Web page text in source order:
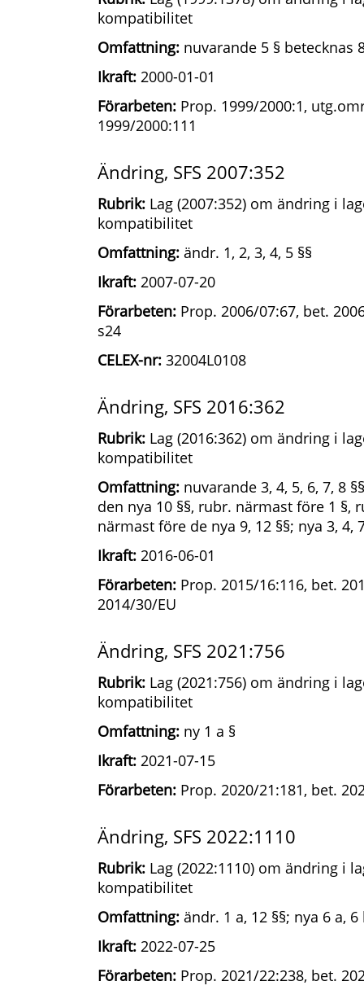
kompatibilitet
Omfattning: nuvarande 5 § betecknas
Ikraft: 2000-01-01
Förarbeten: Prop. 1999/2000:1,
1999/2000:111
Ändring, SFS 2007:352
Rubrik: Lag (2007:352) om ändring i
kompatibilitet
Omfattning: ändr. 1, 2, 3, 4, 5 §§
Ikraft: 2007-07-20
Förarbeten: Prop. 2006/07:67, bet.
s24
CELEX-nr: 32004L0108
Ändring, SFS 2016:362
Rubrik: Lag (2016:362) om ändring i
kompatibilitet
Omfattning: nuvarande 3, 4, 5, 6, 7, 8
den nya 10 §§, rubr. närmast före 1 §,
närmast före de nya 9, 12 §§; nya 3, 4,
Ikraft: 2016-06-01
Förarbeten: Prop. 2015/16:116, bet.
2014/30/EU
Ändring, SFS 2021:756
Rubrik: Lag (2021:756) om ändring i
kompatibilitet
Omfattning: ny 1 a §
Ikraft: 2021-07-15
Förarbeten: Prop. 2020/21:181, bet.
Ändring, SFS 2022:1110
Rubrik: Lag (2022:1110) om ändring i
kompatibilitet
Omfattning: ändr. 1 a, 12 §§; nya 6 a,
Ikraft: 2022-07-25
Förarbeten: Prop. 2021/22:238, bet.